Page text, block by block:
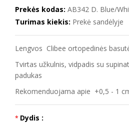
Prekės kodas: AB342 D. Blue/
Turimas kiekis: Prekė sandėlyje
Lengvos Clibee ortopedinės
Tvirtas užkulnis, vidpadis su
padukas
Rekomenduojama apie +0,5 - 1
Dydis :